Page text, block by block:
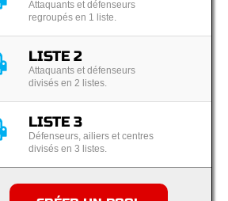
Attaquants et défenseurs
regroupés en 1 liste.
LISTE 2
Attaquants et défenseurs
divisés en 2 listes.
LISTE 3
Défenseurs, ailiers et centres
divisés en 3 listes.